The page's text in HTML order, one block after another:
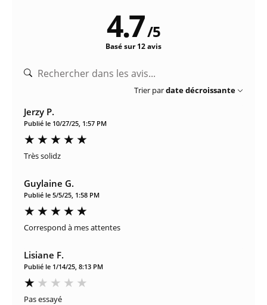
4.7/5
Basé sur 12 avis
Trier pardate décroissante
Jerzy P.
Publié le 10/27/25, 1:57 PM
Très solidz
Guylaine G.
Publié le 5/5/25, 1:58 PM
Correspond à mes attentes
Lisiane F.
Publié le 1/14/25, 8:13 PM
Pas essayé